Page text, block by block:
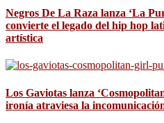
Negros De La Raza lanza ‘La
convierte el legado del hip hop
artística
Los Gaviotas lanza
ironía atraviesa la